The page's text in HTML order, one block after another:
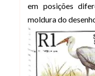
em posições
moldura do